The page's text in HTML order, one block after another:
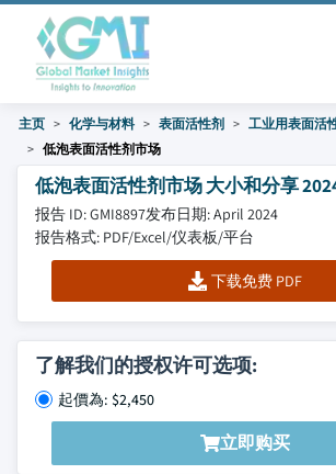
主页 化学与材料 表面活性剂
工业用表面活
低泡表面活性剂市场
低泡表面活性剂市场 大小和分享
报告 ID: GMI8897发布日期: April 2024
报告格式: PDF/Excel/仪表板/平台
下载免费 PDF
了解我们的授权许可选项:
起價為: $2,450
立即购买